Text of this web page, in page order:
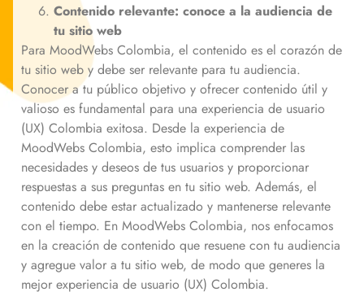
Contenido relevante: conoce a la audiencia de
tu sitio web
Para MoodWebs Colombia, el contenido es el corazón de
tu sitio web y debe ser relevante para tu audiencia.
Conocer a tu público objetivo y ofrecer contenido útil y
valioso es fundamental para una experiencia de usuario
(UX) Colombia exitosa. Desde la experiencia de
MoodWebs Colombia, esto implica comprender las
necesidades y deseos de tus usuarios y proporcionar
respuestas a sus preguntas en tu sitio web. Además, el
contenido debe estar actualizado y mantenerse relevante
con el tiempo. En MoodWebs Colombia, nos enfocamos
en la creación de contenido que resuene con tu audiencia
y agregue valor a tu sitio web, de modo que generes la
mejor experiencia de usuario (UX) Colombia.